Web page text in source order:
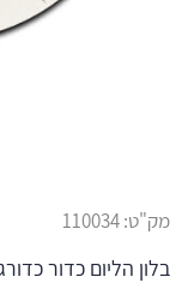
מק"ט:110034
בלון הליום כדור